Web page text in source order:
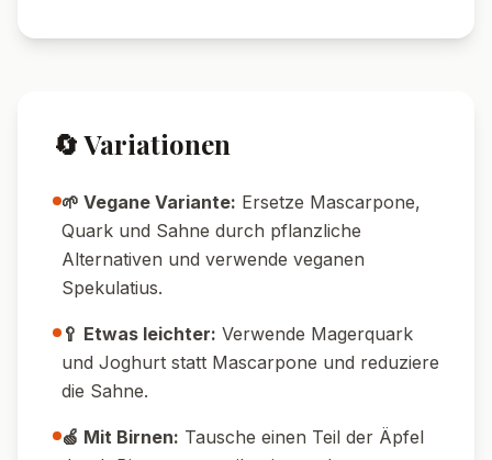
🔄 Variationen
🌱 Vegane Variante: Ersetze Mascarpone,
Quark und Sahne durch pflanzliche
Alternativen und verwende veganen
Spekulatius.
🥄 Etwas leichter: Verwende Magerquark
und Joghurt statt Mascarpone und reduziere
die Sahne.
🍏 Mit Birnen: Tausche einen Teil der Äpfel